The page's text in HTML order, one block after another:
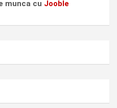
munca cu Jooble